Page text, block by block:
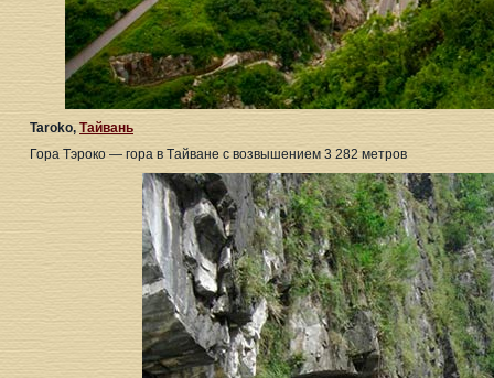
Taroko, Тайвань
Гора Тэроко — гора в Tайване с возвышением 3 282 метров